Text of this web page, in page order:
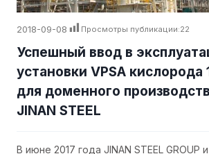
2018-09-08 Просмотры публикации:22
Успешный ввод в
установки VPSA
для доменного
JINAN STEEL
В июне 2017 года JINAN STEEL GROUP и